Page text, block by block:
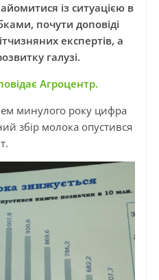
із ситуацією в
почути доповіді
експертів, а
галузі.
Агроцентр.
минулого року цифра
збір молока опустився